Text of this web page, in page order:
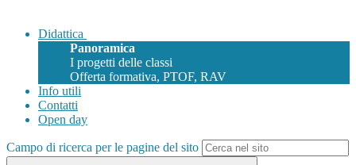
Didattica
Panoramica
I progetti delle classi
Offerta formativa, PTOF, RAV
Info utili
Contatti
Open day
Campo di ricerca per le pagine del sito